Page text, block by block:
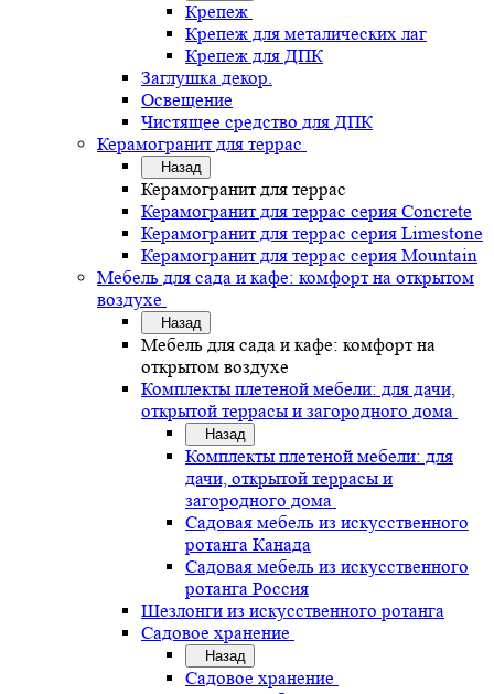
Крепеж
Крепеж для металических лаг
Крепеж для ДПК
Заглушка декор.
Освещение
Чистящее средство для ДПК
Керамогранит для террас
Назад
Керамогранит для террас
Керамогранит для террас серия Concrete
Керамогранит для террас серия Limestone
Керамогранит для террас серия Mountain
Мебель для сада и кафе: комфорт на открытом
воздухе
Назад
Мебель для сада и кафе: комфорт на
открытом воздухе
Комплекты плетеной мебели: для дачи,
открытой террасы и загородного дома
Назад
Комплекты плетеной мебели: для
дачи, открытой террасы и
загородного дома
Садовая мебель из искусственного
ротанга Канада
Садовая мебель из искусственного
ротанга Россия
Шезлонги из искусственного ротанга
Садовое хранение
Назад
Садовое хранение